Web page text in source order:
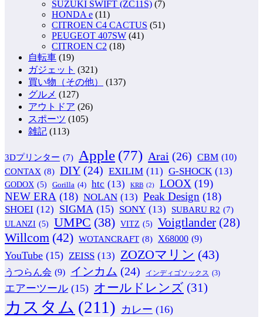
SUZUKI SWIFT (ZC11S) (7)
HONDA e (11)
CITROEN C4 CACTUS (51)
PEUGEOT 407SW (41)
CITROEN C2 (18)
自転車 (19)
ガジェット (321)
買い物（その他）
(137)
グルメ (127)
アウトドア (26)
スポーツ (105)
雑記 (113)
3Dプリンター (7) Apple (77) Arai (26) CBM (10)
CONTAX (8) DIY (24) EXILIM (11) G-SHOCK (13)
GODOX (5) Gorilla (4) htc (13) KRB (2) LOOX (19)
NEW ERA (18) NOLAN (13) Peak Design (18)
SHOEI (12) SIGMA (15) SONY (13) SUBARU R2 (7)
ULANZI (5) UMPC (38) VITZ (5) Voigtlander (28)
Willcom (42) WOTANCRAFT (8) X68000 (9)
YouTube (15) ZEISS (13) ZOZOマリン (43)
うつらん会 (9) インカム (24) インディゴソックス (3)
エアーツール (15) オールドレンズ (31)
カスタム (211) カレー (16)